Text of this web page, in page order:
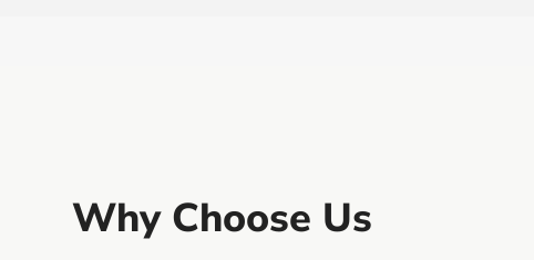
Why Choose Us